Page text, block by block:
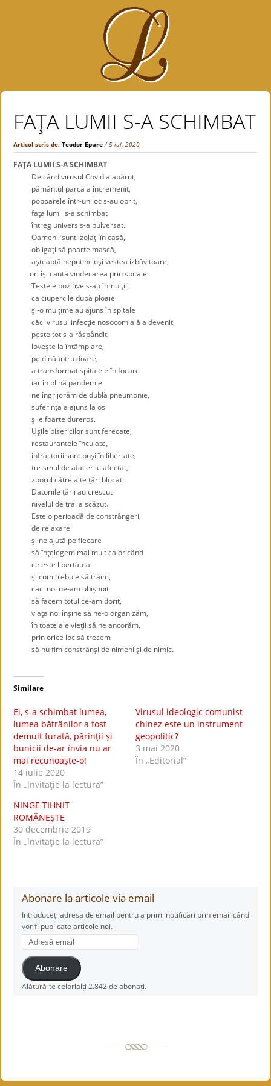
FAŢA LUMII S-A SCHIMBAT
Articol scris de:Teodor Epure / 5 iul. 2020
FAŢA LUMII S-A SCHIMBAT
De când virusul Covid a apărut,
pământul parcă a încremenit,
popoarele într-un loc s-au oprit,
faţa lumii s-a schimbat
întreg univers s-a bulversat.
Oamenii sunt izolaţi în casă,
obligaţi să poarte mască,
aşteaptă neputincioşi vestea izbăvitoare,
ori îşi caută vindecarea prin spitale.
Testele pozitive s-au înmulţit
ca ciupercile după ploaie
şi-o mulţime au ajuns în spitale
căci virusul infecţie nosocomială a devenit,
peste tot s-a răspândit,
loveşte la întâmplare,
pe dinăuntru doare,
a transformat spitalele în focare
iar în plină pandemie
ne îngrijorăm de dublă pneumonie,
suferinţa a ajuns la os
şi e foarte dureros.
Uşile bisericilor sunt ferecate,
restaurantele încuiate,
infractorii sunt puşi în libertate,
turismul de afaceri e afectat,
zborul către alte ţări blocat.
Datoriile ţării au crescut
nivelul de trai a scăzut.
Este o perioadă de constrângeri,
de relaxare
şi ne ajută pe fiecare
să înţelegem mai mult ca oricând
ce este libertatea
şi cum trebuie să trăim,
căci noi ne-am obişnuit
să facem totul ce-am dorit,
viaţa noi înşine să ne-o organizăm,
în toate ale vieţii să ne ancorăm,
prin orice loc să trecem
să nu fim constrânşi de nimeni şi de nimic.
Similare
Ei, s-a schimbat lumea,
lumea bătrânilor a fost
demult furată, părinţii şi
bunicii de-ar învia nu ar
mai recunoaşte-o!
14 iulie 2020
În „lnvitaţie la lectură”
Virusul ideologic comunist
chinez este un instrument
geopolitic?
3 mai 2020
În „Editorial”
NINGE TIHNIT
ROMÂNEŞTE
30 decembrie 2019
În „lnvitaţie la lectură”
Abonare la articole via email
Introduceți adresa de email pentru a primi notificări prin email când
vor fi publicate articole noi.
Adresă
email
Abonare
Alătură-te celorlalți 2.842 de abonați.